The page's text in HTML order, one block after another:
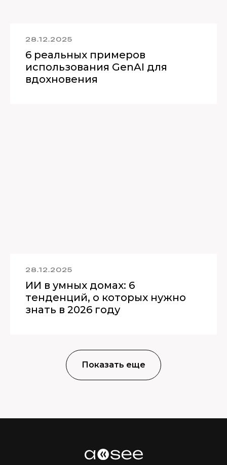
28.12.2025
6 реальных примеров
использования GenAI для
вдохновения
28.12.2025
ИИ в умных домах: 6
тенденций, о которых нужно
знать в 2026 году
Показать еще